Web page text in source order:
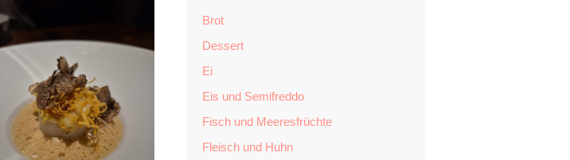
Brot
Dessert
Ei
Eis und Semifreddo
Fisch und Meeresfrüchte
Fleisch und Huhn